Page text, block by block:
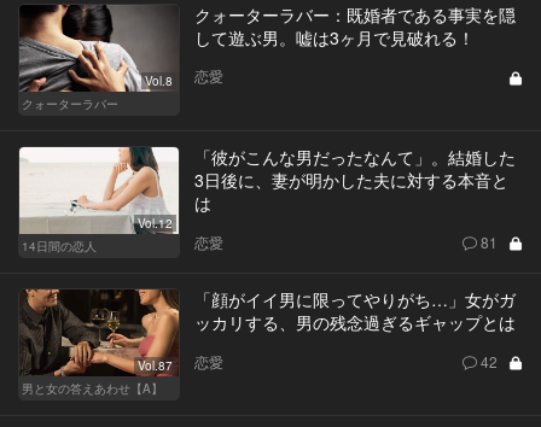
Vol.8
クォーターラバー
クォーターラバー：既婚者である事実を隠
して遊ぶ男。嘘は3ヶ月で見破れる！
恋愛
Vol.12
14日間の恋人
「彼がこんな男だったなんて」。結婚した
3日後に、妻が明かした夫に対する本音と
は
恋愛 81
Vol.87
男と女の答えあわせ【A】
「顔がイイ男に限ってやりがち…」女がガ
ッカリする、男の残念過ぎるギャップとは
恋愛 42